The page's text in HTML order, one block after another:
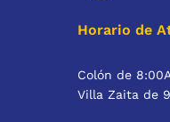
Horario de
Colón de
Villa Zaita de